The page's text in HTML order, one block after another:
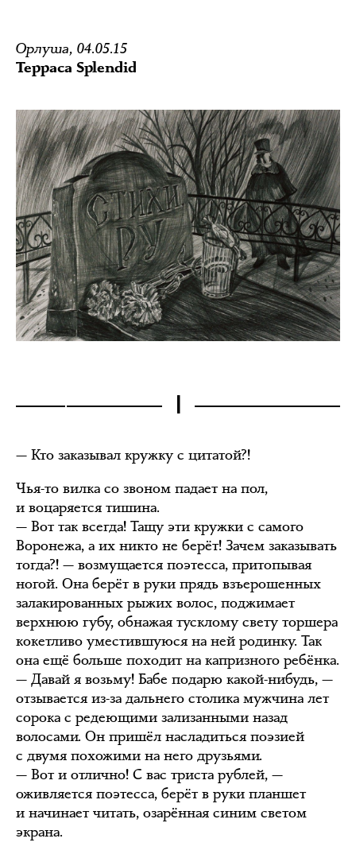
Орлуша, 04.05.15
Терраса Splendid
— Кто заказывал кружку с цитатой?!
Чья-то вилка со звоном падает на пол,
и воцаряется тишина.
— Вот так всегда! Тащу эти кружки с самого
Воронежа, а их никто не берёт! Зачем заказывать
тогда?! — возмущается поэтесса, притопывая
ногой. Она берёт в руки прядь взъерошенных
залакированных рыжих волос, поджимает
верхнюю губу, обнажая тусклому свету торшера
кокетливо уместившуюся на ней родинку. Так
она ещё больше походит на капризного ребёнка.
— Давай я возьму! Бабе подарю какой-нибудь, —
отзывается из-за дальнего столика мужчина лет
сорока с редеющими зализанными назад
волосами. Он пришёл насладиться поэзией
с двумя похожими на него друзьями.
— Вот и отлично! С вас триста рублей, —
оживляется поэтесса, берёт в руки планшет
и начинает читать, озарённая синим светом
экрана.